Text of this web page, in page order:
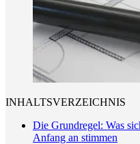
INHALTSVERZEICHNIS
Die Grundregel: Was
Anfang an stimmen